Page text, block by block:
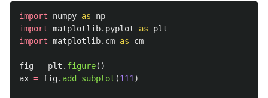
import numpy as
np
import matplotlib.pyplot as
plt
import matplotlib.cm as cm
fig = plt . figure()
ax = fig. add_subplot (111 )